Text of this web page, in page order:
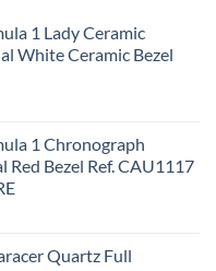
1 Lady Ceramic
White Ceramic Bezel
1 Chronograph
Bezel Ref. CAU1117
Quartz Full